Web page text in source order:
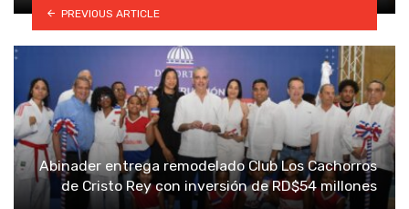
PREVIOUS ARTICLE
Abinader entrega remodelado Club Los Cachorros
de Cristo Rey con inversión de RD$54 millones